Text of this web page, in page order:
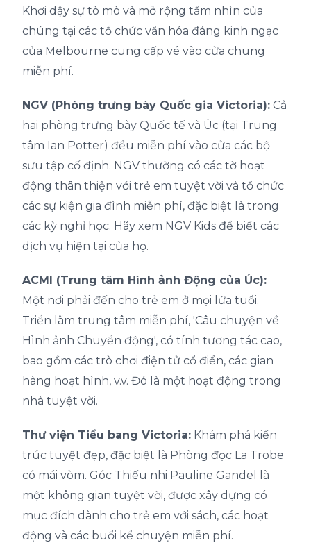
Khơi dậy sự tò mò và mở rộng tầm nhìn của
chúng tại các tổ chức văn hóa đáng kinh ngạc
của Melbourne cung cấp vé vào cửa chung
miễn phí.
NGV (Phòng trưng bày Quốc gia Victoria): Cả
hai phòng trưng bày Quốc tế và Úc (tại Trung
tâm Ian Potter) đều miễn phí vào cửa các bộ
sưu tập cố định. NGV thường có các tờ hoạt
động thân thiện với trẻ em tuyệt vời và tổ chức
các sự kiện gia đình miễn phí, đặc biệt là trong
các kỳ nghỉ học. Hãy xem NGV Kids để biết các
dịch vụ hiện tại của họ.
ACMI (Trung tâm Hình ảnh Động của Úc):
Một nơi phải đến cho trẻ em ở mọi lứa tuổi.
Triển lãm trung tâm miễn phí, 'Câu chuyện về
Hình ảnh Chuyển động', có tính tương tác cao,
bao gồm các trò chơi điện tử cổ điển, các gian
hàng hoạt hình, v.v. Đó là một hoạt động trong
nhà tuyệt vời.
Thư viện Tiểu bang Victoria: Khám phá kiến
trúc tuyệt đẹp, đặc biệt là Phòng đọc La Trobe
có mái vòm. Góc Thiếu nhi Pauline Gandel là
một không gian tuyệt vời, được xây dựng có
mục đích dành cho trẻ em với sách, các hoạt
động và các buổi kể chuyện miễn phí.